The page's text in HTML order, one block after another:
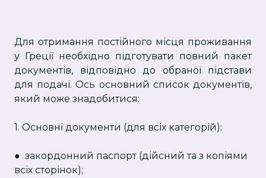
Для отримання постійного місця проживання
у Греції необхідно підготувати повний пакет
документів, відповідно до обраної підстави
для подачі. Ось основний список документів,
який може знадобитися:
1. Основні документи (для всіх категорій):
● закордонний паспорт (дійсний та з копіями
всіх сторінок);